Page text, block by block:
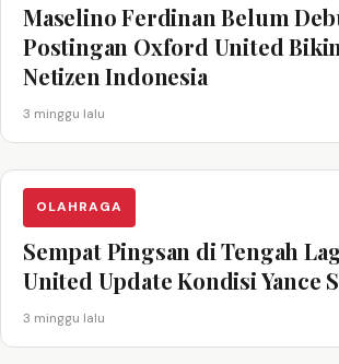
Maselino Ferdinan Belum
Postingan Oxford United
Netizen Indonesia
3 minggu lalu
OLAHRAGA
Sempat Pingsan di Tengah
United Update Kondisi Yance
3 minggu lalu